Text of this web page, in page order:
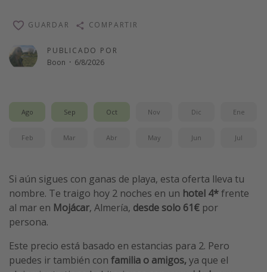
Viajar sola como mujer
Ofertas para Vacaciones Activas
Viajes en familia
Viajes para singles
Escapadas románticas
Trabajar en el extranjero
Cruceros por el Mediterráneo
Hoteles más hot de España
Parques de atracciones
PUBLICADO POR
Boon · 6/8/2026
GUARDAR COMPARTIR
Ago Sep Oct Nov Dic Ene
Feb Mar Abr May Jun Jul
Si aún sigues con ganas de playa, esta oferta lleva tu
nombre. Te traigo hoy 2 noches en un hotel 4*frente
al mar en Mojácar, Almería, desde solo 61€ por
persona.
Este precio está basado en estancias para 2. Pero
puedes ir también con familia o amigos, ya que el